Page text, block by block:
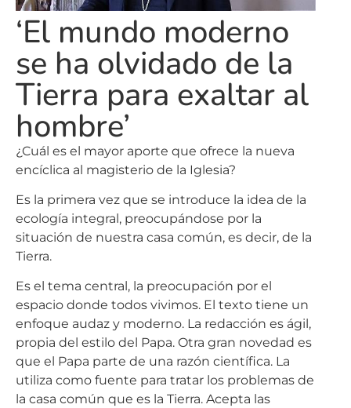
‘El mundo moderno
se ha olvidado de la
Tierra para exaltar al
hombre’
¿Cuál es el mayor aporte que ofrece la nueva
encíclica al magisterio de la Iglesia?
Es la primera vez que se introduce la idea de la
ecología integral, preocupándose por la
situación de nuestra casa común, es decir, de la
Tierra.
Es el tema central, la preocupación por el
espacio donde todos vivimos. El texto tiene un
enfoque audaz y moderno. La redacción es ágil,
propia del estilo del Papa. Otra gran novedad es
que el Papa parte de una razón científica. La
utiliza como fuente para tratar los problemas de
la casa común que es la Tierra. Acepta las